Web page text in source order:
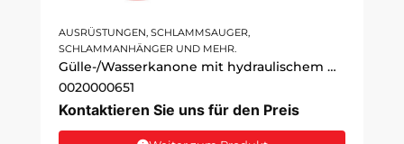
AUSRÜSTUNGEN, SCHLAMMSAUGER,
SCHLAMMANHÄNGER UND MEHR.
Gülle-/Wasserkanone mit hydraulischem Drehgelenk und 3"-Bogen
0020000651
Kontaktieren Sie uns für den Preis